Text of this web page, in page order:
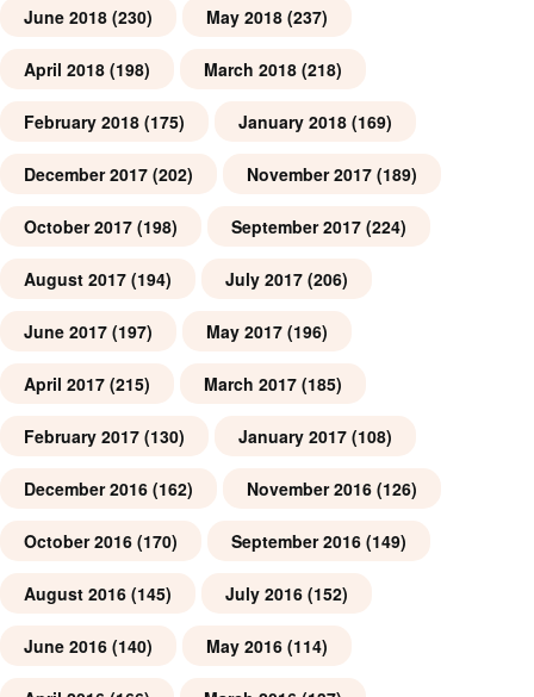
June 2018 (230) May 2018 (237)
April 2018 (198) March 2018 (218)
February 2018 (175) January 2018 (169)
December 2017 (202) November 2017 (189)
October 2017 (198) September 2017 (224)
August 2017 (194) July 2017 (206)
June 2017 (197) May 2017 (196)
April 2017 (215) March 2017 (185)
February 2017 (130) January 2017 (108)
December 2016 (162) November 2016 (126)
October 2016 (170) September 2016 (149)
August 2016 (145) July 2016 (152)
June 2016 (140) May 2016 (114)